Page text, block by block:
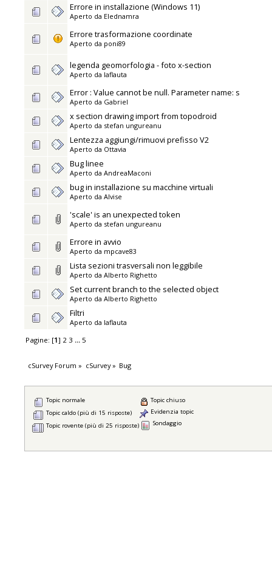
Errore in installazione (Windows 11)
Aperto da Elednamra
Errore trasformazione coordinate
Aperto da poni89
legenda geomorfologia - foto x-section
Aperto da laflauta
Error : Value cannot be null. Parameter name: s
Aperto da Gabriel
x section drawing import from topodroid
Aperto da stefan ungureanu
Lentezza aggiungi/rimuovi prefisso V2
Aperto da Ottavia
Bug linee
Aperto da AndreaMaconi
bug in installazione su macchine virtuali
Aperto da Alvise
'scale' is an unexpected token
Aperto da stefan ungureanu
Errore in avvio
Aperto da mpcave83
Lista sezioni trasversali non leggibile
Aperto da Alberto Righetto
Set current branch to the selected object
Aperto da Alberto Righetto
Filtri
Aperto da laflauta
Pagine: [1] 2 3 ... 5
cSurvey Forum » cSurvey» Bug
Topic normale
Topic caldo (più di 15 risposte)
Topic rovente (più di 25 risposte)
Topic chiuso
Evidenzia topic
Sondaggio